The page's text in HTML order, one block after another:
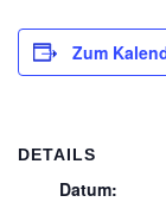
Zum
DETAILS
Datum: